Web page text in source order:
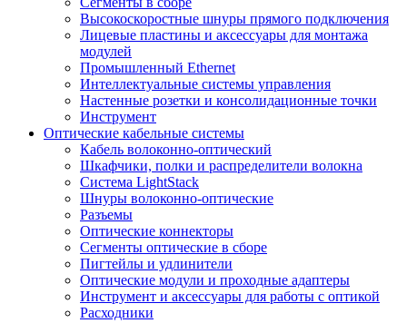
Высокоскоростные шнуры прямого подключения
Лицевые пластины и аксессуары для монтажа
модулей
Промышленный Ethernet
Интеллектуальные системы управления
Настенные розетки и консолидационные точки
Инструмент
Оптические кабельные системы
Кабель волоконно-оптический
Шкафчики, полки и распределители волокна
Система LightStack
Шнуры волоконно-оптические
Разъемы
Оптические коннекторы
Сегменты оптические в сборе
Пигтейлы и удлинители
Оптические модули и проходные адаптеры
Инструмент и аксессуары для работы с оптикой
Расходники